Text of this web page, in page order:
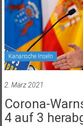
Kanarische Inseln
2. März 2021
Corona-
4 auf 3